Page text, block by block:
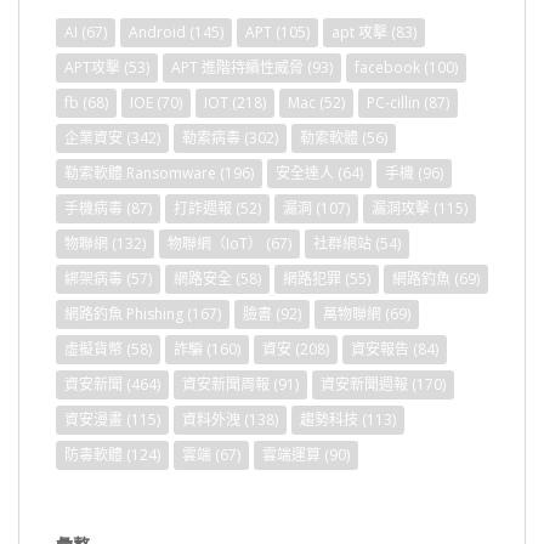
AI (67) Android (145) APT (105) apt 攻擊 (83)
APT攻擊 (53) APT 進階持續性威脅 (93) facebook (100)
fb (68) IOE (70) IOT (218) Mac (52) PC-cillin (87)
企業資安 (342) 勒索病毒 (302) 勒索軟體 (56)
勒索軟體 Ransomware (196) 安全達人 (64) 手機 (96)
手機病毒 (87) 打詐週報 (52) 漏洞 (107) 漏洞攻擊 (115)
物聯網 (132) 物聯網（IoT） (67) 社群網站 (54)
綁架病毒 (57) 網路安全 (58) 網路犯罪 (55) 網路釣魚 (69)
網路釣魚 Phishing (167) 臉書 (92) 萬物聯網 (69)
虛擬貨幣 (58) 詐騙 (160) 資安 (208) 資安報告 (84)
資安新聞 (464) 資安新聞周報 (91) 資安新聞週報 (170)
資安漫畫 (115) 資料外洩 (138) 趨勢科技 (113)
防毒軟體 (124) 雲端 (67) 雲端運算 (90)